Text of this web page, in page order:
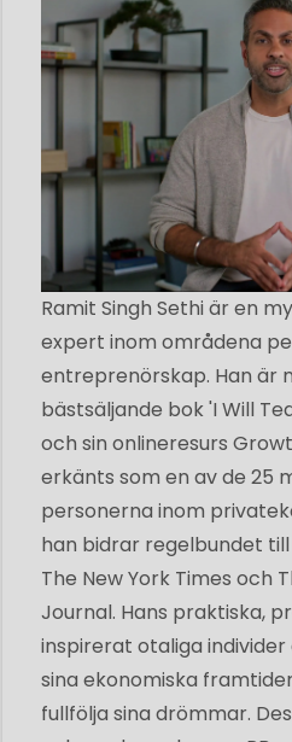
Ramit Singh Sethi är en
expert inom områdena
entreprenörskap. Han är
bästsäljande bok 'I Will
och sin onlineresurs
erkänts som en av de 25
personerna inom
han bidrar regelbundet
The New York Times och
Journal. Hans praktiska,
inspirerat otaliga
sina ekonomiska
fullfölja sina drömmar.